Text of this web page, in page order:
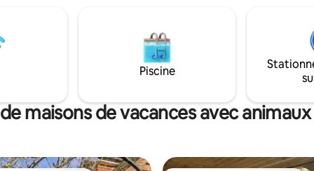
four à micro-ondes et
et réfrigérateur/congélateur.
avec 2 barbecues et des
une terrasse inférieure
Hungerford, Wantage Jardin orienté
plein sud jusqu'à l'avant du
m) Bordures de fleurs/chaises
longues/chaises longues sur
Vue sur la rivière depuis le chalet
balades à proximité
Piscine
maisons de vacances avec